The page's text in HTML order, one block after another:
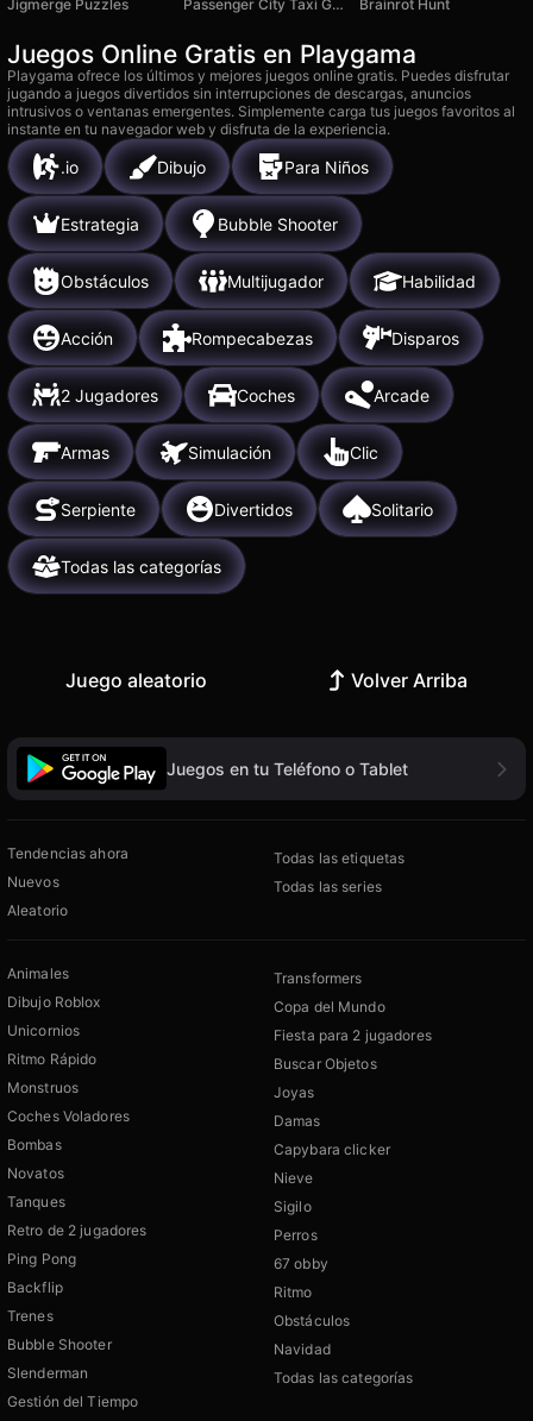
Jigmerge Puzzles
Passenger City Taxi Game Brainrot Hunt
Juegos Online Gratis en Playgama
Playgama ofrece los últimos y mejores juegos online gratis. Puedes disfrutar
jugando a juegos divertidos sin interrupciones de descargas, anuncios
intrusivos o ventanas emergentes. Simplemente carga tus juegos favoritos al
instante en tu navegador web y disfruta de la experiencia.
.io Dibujo Para Niños
Estrategia Bubble Shooter
Obstáculos Multijugador Habilidad
Acción Rompecabezas Disparos
2 Jugadores Coches Arcade
Armas Simulación Clic
Serpiente Divertidos Solitario
Todas las categorías
Juego aleatorio Volver Arriba
Juegos en tu Teléfono o Tablet
Tendencias ahora
Nuevos
Aleatorio
Todas las etiquetas
Todas las series
Animales
Dibujo Roblox
Unicornios
Ritmo Rápido
Monstruos
Coches Voladores
Bombas
Novatos
Tanques
Retro de 2 jugadores
Ping Pong
Backflip
Trenes
Bubble Shooter
Slenderman
Gestión del Tiempo
Transformers
Copa del Mundo
Fiesta para 2 jugadores
Buscar Objetos
Joyas
Damas
Capybara clicker
Nieve
Sigilo
Perros
67 obby
Ritmo
Obstáculos
Navidad
Todas las categorías